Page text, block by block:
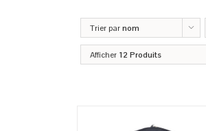
Trier parnom
Afficher 12 Produits